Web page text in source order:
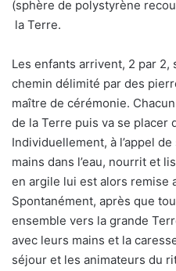
(sphère de polystyrène
la Terre.
Les enfants arrivent, 2 par 2,
chemin délimité par des
maître de cérémonie.
de la Terre puis va se placer
Individuellement, à l’appel
mains dans l’eau, nourrit et
en argile lui est alors remise
Spontanément, après que
ensemble vers la grande
avec leurs mains et la
séjour et les animateurs du